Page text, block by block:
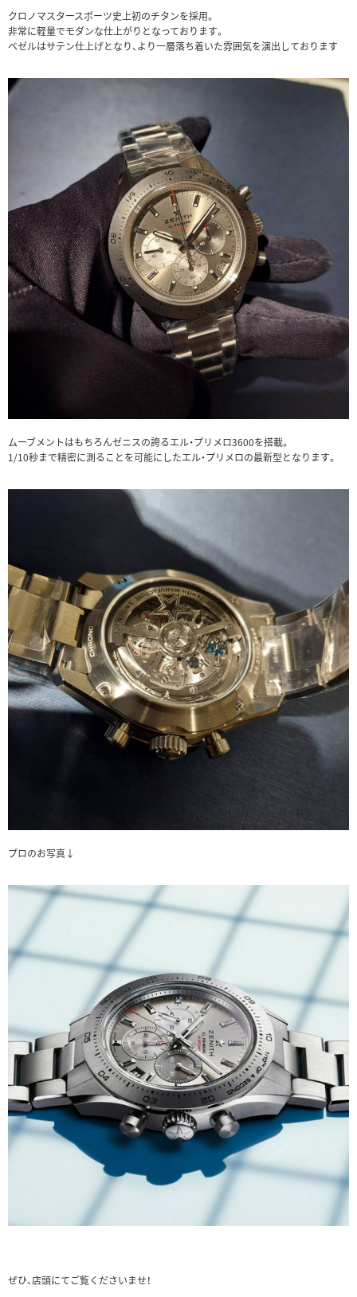
クロノマスタースポーツ史上初のチタンを採用。
非常に軽量でモダンな仕上がりとなっております。
ベゼルはサテン仕上げとなり、より一層落ち着いた雰囲気を演出しております
ムーブメントはもちろんゼニスの誇るエル・プリメロ3600を搭載。
1/10秒まで精密に測ることを可能にしたエル・プリメロの最新型となります。
プロのお写真↓
ぜひ、店頭にてご覧くださいませ！